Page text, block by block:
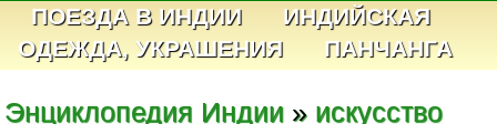
ПОЕЗДА В ИНДИИ
ИНДИЙСКАЯ
ОДЕЖДА, УКРАШЕНИЯ
ПАНЧАНГА
Энциклопедия Индии » искусство